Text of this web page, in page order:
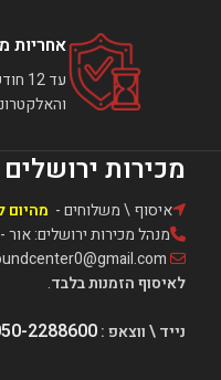
אחריות
עד
מכירות ירושלים
איסוף \ משלוחים - מהיום
מנהל מכירות ירושלים: אור -02-5344321
Soundcenter0@gmail.com
לאיסוף הזמנות בלבד.
נייד \ ווצאפ :2288600